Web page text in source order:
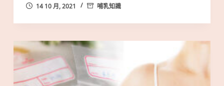
14 10 月, 2021 哺乳知識